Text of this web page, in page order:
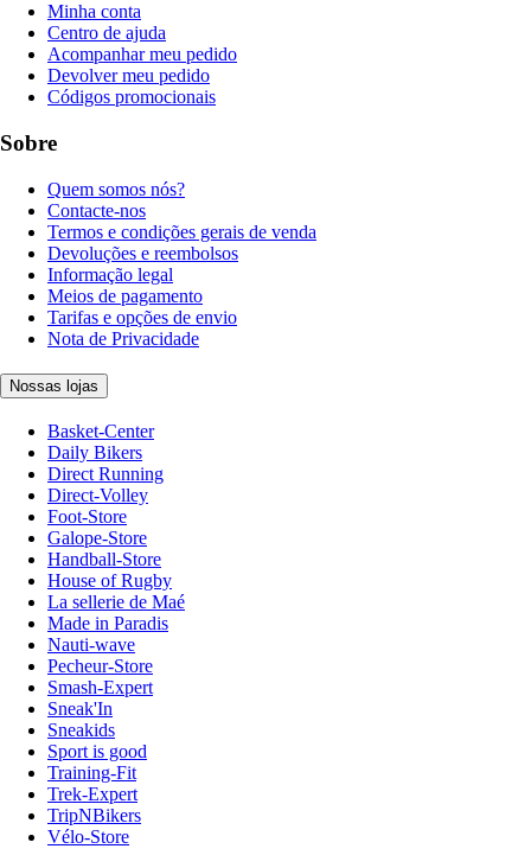
Minha conta
Centro de ajuda
Acompanhar meu pedido
Devolver meu pedido
Códigos promocionais
Sobre
Quem somos nós?
Contacte-nos
Termos e condições gerais de venda
Devoluções e reembolsos
Informação legal
Meios de pagamento
Tarifas e opções de envio
Nota de Privacidade
Nossas lojas
Basket-Center
Daily Bikers
Direct Running
Direct-Volley
Foot-Store
Galope-Store
Handball-Store
House of Rugby
La sellerie de Maé
Made in Paradis
Nauti-wave
Pecheur-Store
Smash-Expert
Sneak'In
Sneakids
Sport is good
Training-Fit
Trek-Expert
TripNBikers
Vélo-Store